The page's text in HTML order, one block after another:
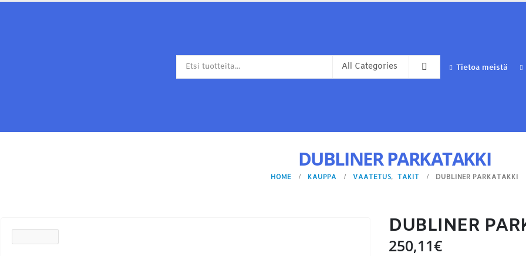
Tietoa meistä
DUBLINER PARKATAKKI
HOME KAUPPA VAATETUS, TAKIT DUBLINER PARKATAKKI
DUBLINER
250,11€